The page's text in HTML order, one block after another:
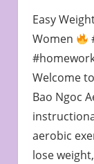
Easy
Women
Welcome
Bao Ngoc
aerobic
lose